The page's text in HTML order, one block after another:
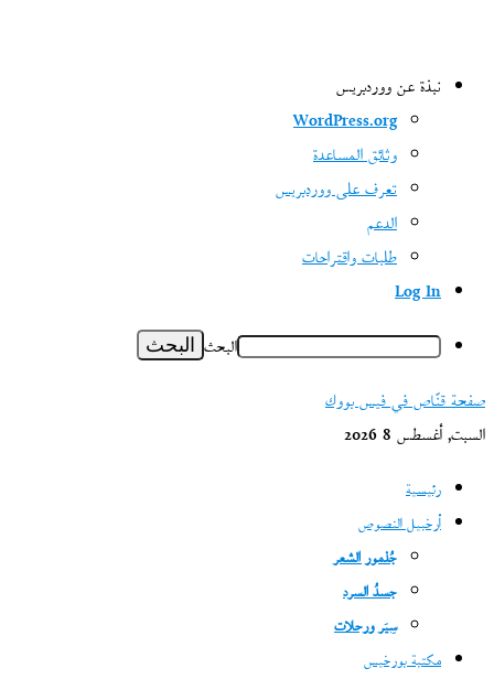
نبذة عن ووردبريس
WordPress.org
وثائق المساعدة
تعرف على ووردبريس
الدعم
طلبات واقتراحات
Log In
البحث
صفحة قنّاص في فيس بووك
السبت, أغسطس 8 2026
رئيسية
أرخبيل النصوص
جُذمور الشعر
جسدُ السرد
سِيَر ورحلات
مكتبة بورخيس